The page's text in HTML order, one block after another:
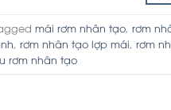
mái rơm nhân tạo, rơm
, rơm nhân tạo lợp mái, rơm
rơm nhân tạo